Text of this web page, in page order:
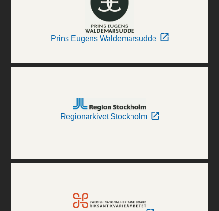
Prins Eugens Waldemarsudde
Regionarkivet Stockholm